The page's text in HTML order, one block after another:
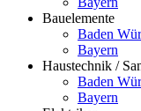
Bauelemente
Baden
Bayern
Haustechnik /
Baden
Bayern